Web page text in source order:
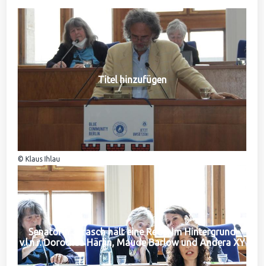
Titel hinzufügen
© Klaus Ihlau
Senatorin Jarasch hält eine Rede. Im Hintergrund
v.l.n.r. Dorothea Härlin, Maude Barlow und Andera XY